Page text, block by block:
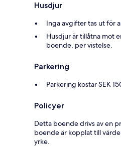
Husdjur
Inga avgifter tas ut för
Husdjur är tillåtna mot
boende, per vistelse.
Parkering
Parkering kostar SEK
Policyer
Detta boende drivs av en
boende är kopplat till
yrke.